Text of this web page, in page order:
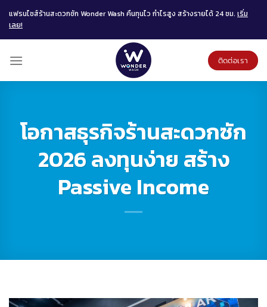
content
แฟรนไชส์ร้านสะดวกซัก Wonder Wash คืนทุนไว กำไรสูง สร้างรายได้ 24 ชม. เริ่ม
เลย!
ติดต่อเรา
โอกาสธุรกิจร้านสะดวกซัก
2026 ลงทุนง่าย สร้าง
Passive Income